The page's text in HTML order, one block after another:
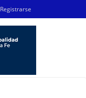
Registrarse